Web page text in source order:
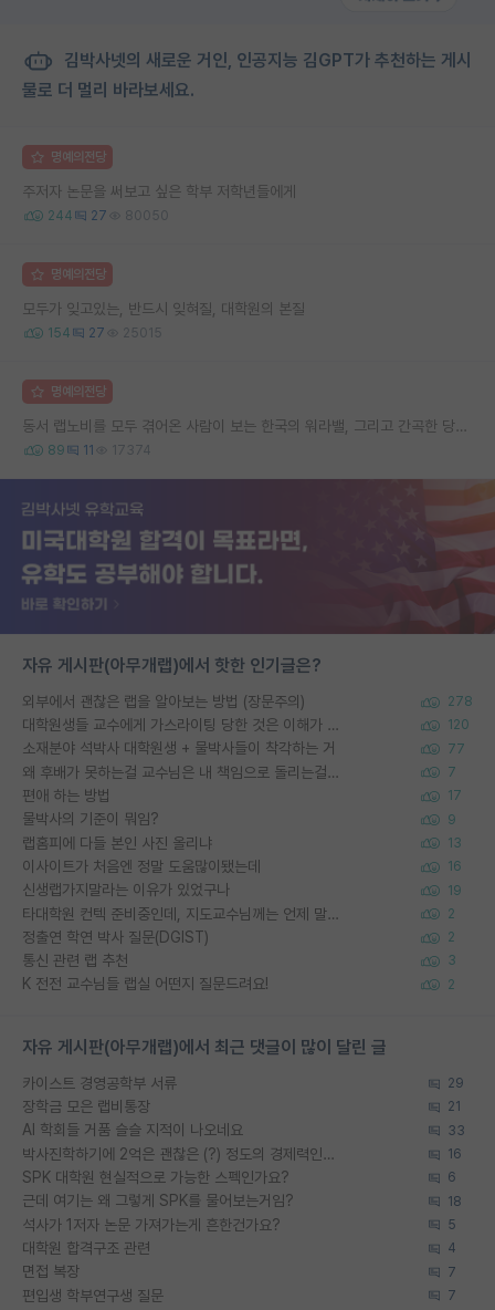
김박사넷의 새로운 거인, 인공지능 김GPT가 추천하는 게시
물로 더 멀리 바라보세요.
명예의전당
주저자 논문을 써보고 싶은 학부 저학년들에게
244 27 80050
명예의전당
모두가 잊고있는, 반드시 잊혀질, 대학원의 본질
154 27 25015
명예의전당
동서 랩노비를 모두 겪어온 사람이 보는 한국의 워라밸, 그리고 간곡한 당부의 말씀
89 11 17374
자유 게시판(아무개랩)에서 핫한 인기글은?
외부에서 괜찮은 랩을 알아보는 방법 (장문주의) 278
대학원생들 교수에게 가스라이팅 당한 것은 이해가 갑니다. 안타깝네요. 120
소재분야 석박사 대학원생 + 물박사들이 착각하는 거 77
왜 후배가 못하는걸 교수님은 내 책임으로 돌리는걸까요? 7
편애 하는 방법 17
물박사의 기준이 뭐임? 9
랩홈피에 다들 본인 사진 올리냐 13
이사이트가 처음엔 정말 도움많이됐는데 16
신생랩가지말라는 이유가 있었구나 19
타대학원 컨텍 준비중인데, 지도교수님께는 언제 말씀드려야 할까요? 2
정출연 학연 박사 질문(DGIST) 2
통신 관련 랩 추천 3
K 전전 교수님들 랩실 어떤지 질문드려요! 2
자유 게시판(아무개랩)에서 최근 댓글이 많이 달린 글
카이스트 경영공학부 서류 29
장학금 모은 랩비통장 21
AI 학회들 거품 슬슬 지적이 나오네요 33
박사진학하기에 2억은 괜찮은 (?) 정도의 경제력인가요 16
SPK 대학원 현실적으로 가능한 스펙인가요? 6
근데 여기는 왜 그렇게 SPK를 물어보는거임? 18
석사가 1저자 논문 가져가는게 흔한건가요? 5
대학원 합격구조 관련 4
면접 복장 7
편입생 학부연구생 질문 7